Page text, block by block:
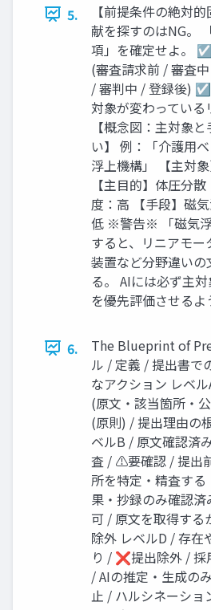
5.
【前提条件の絶対
献を探すのはNG。
項」を確定せよ。
(審査請求前 / 審査
/ 審判中 / 登録後)
対象が変わっている
【概念図：主対象
い】 例：「介護用
浮上機構」 【主対
【主目的】体圧分
度：高 【手段】磁
低 ※警告※ 「磁気
すると、リニアモ
装置など分野違いの
る。 AIには必ず主
を優先評価させるよ
6.
The Blueprint of
ル / 定義 / 提出書で
なアクション レベ
(原文・該当箇所・
(原則) / 提出理由の
ベルB / 原文確認済
査 / ⚠要確認 / 提出
所を特定・精査す
果・抄録のみ確認
可 / 原文を取得する
除外 レベルD / 存在
り / ❌提出除外 / 採
/ AIの推定・生成の
止 / ハルシネーショ